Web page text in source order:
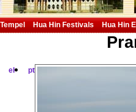
Hua Hin Festivals Hua Hin
el pt